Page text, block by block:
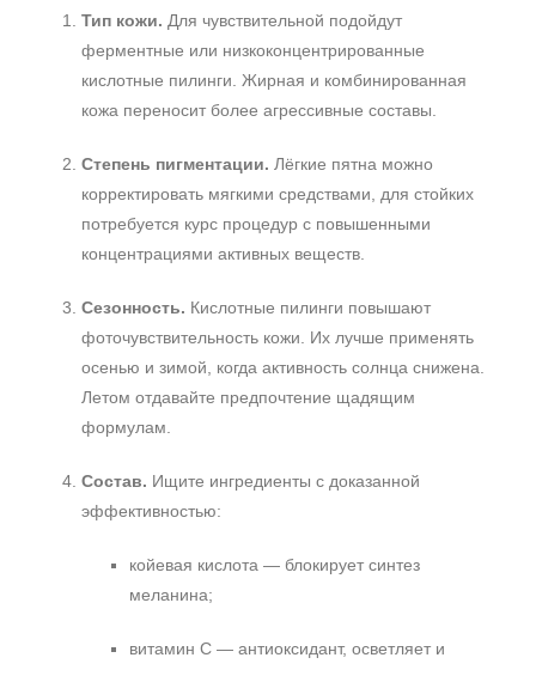
Тип кожи. Для чувствительной подойдут
ферментные или низкоконцентрированные
кислотные пилинги. Жирная и комбинированная
кожа переносит более агрессивные составы.
Степень пигментации. Лёгкие пятна можно
корректировать мягкими средствами, для стойких
потребуется курс процедур с повышенными
концентрациями активных веществ.
Сезонность. Кислотные пилинги повышают
фоточувствительность кожи. Их лучше применять
осенью и зимой, когда активность солнца снижена.
Летом отдавайте предпочтение щадящим
формулам.
Состав. Ищите ингредиенты с доказанной
эффективностью:
койевая кислота — блокирует синтез
меланина;
витамин С — антиоксидант, осветляет и